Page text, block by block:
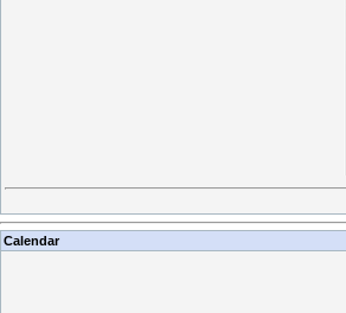
Calendar